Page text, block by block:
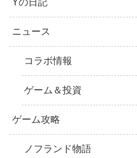
Yの日記
ニュース
コラボ情報
ゲーム＆投資
ゲーム攻略
ノフランド物語